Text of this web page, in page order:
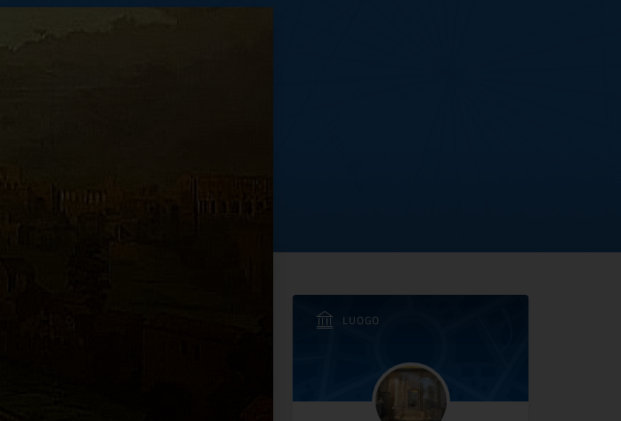
di Umberto Prencipe
LUOGO